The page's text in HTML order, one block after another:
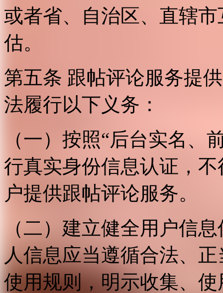
或者省、自治区、直辖
估。
第五条 跟帖评论服务提
法履行以下义务：
（一）按照“后台实名、
行真实身份信息认证，
户提供跟帖评论服务。
（二）建立健全用户信
人信息应当遵循合法、
使用规则，明示收集、